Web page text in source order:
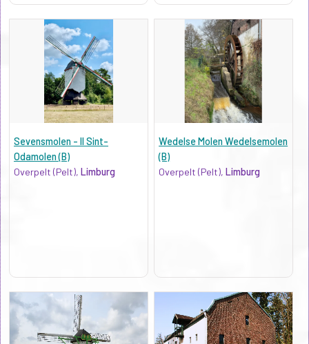
Sevensmolen - II Sint-
Odamolen (B)
Overpelt (Pelt), Limburg
Wedelse Molen Wedelsemolen
(B)
Overpelt (Pelt),Limburg